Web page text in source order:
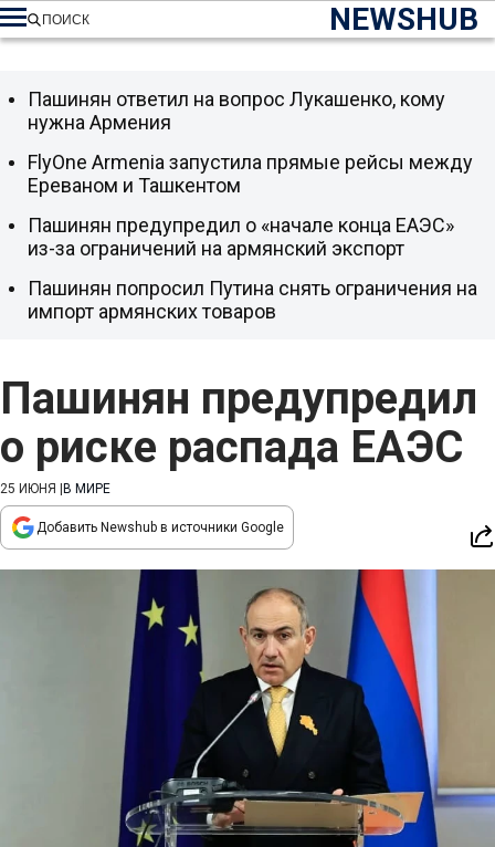
NEWSHUB
ПОИСК
Пашинян предупредил
о риске распада ЕАЭС
25 ИЮНЯ В МИРЕ
Добавить Newshub в источники Google
Пашинян ответил на вопрос Лукашенко, кому
нужна Армения
FlyOne Armenia запустила прямые рейсы между
Ереваном и Ташкентом
Пашинян предупредил о «начале конца ЕАЭС»
из-за ограничений на армянский экспорт
Пашинян попросил Путина снять ограничения на
импорт армянских товаров